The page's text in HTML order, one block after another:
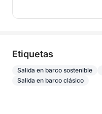
Etiquetas
Salida en barco sostenible
Salida en barco clásico